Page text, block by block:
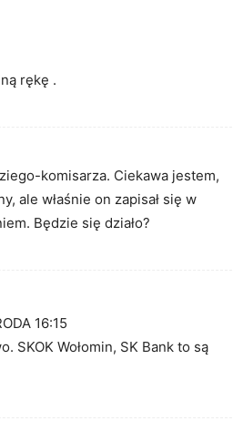
rękę .
komisarza. Ciekawa jestem,
ale właśnie on zapisał się w
Będzie się działo?
16:15
SKOK Wołomin, SK Bank to są